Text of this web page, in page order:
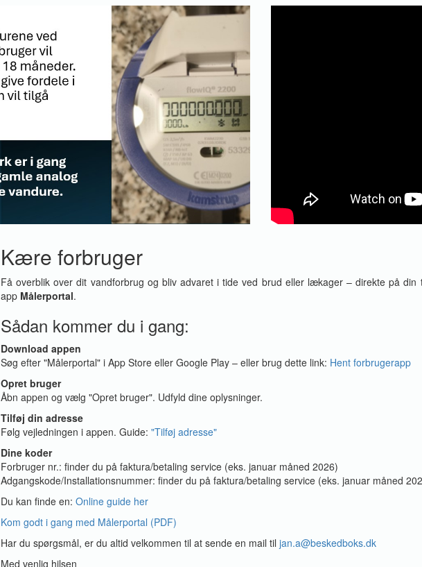
Kære forbruger
Få overblik over dit vandforbrug og bliv advaret i tide ved brud eller lækager – direkte på din
app Målerportal.
Sådan kommer du i gang:
Download appen
Søg efter "Målerportal" i App Store eller Google Play – eller brug dette link: Hent forbrugerapp
Opret bruger
Åbn appen og vælg "Opret bruger". Udfyld dine oplysninger.
Tilføj din adresse
Følg vejledningen i appen. Guide: "Tilføj adresse"
Dine koder
Forbruger nr.: finder du på faktura/betaling service (eks. januar måned 2026)
Adgangskode/Installationsnummer: finder du på faktura/betaling service (eks. januar måned
Du kan finde en: Online guide her
Kom godt i gang med Målerportal (PDF)
Har du spørgsmål, er du altid velkommen til at sende en mail til jan.a@beskedboks.dk
Med venlig hilsen